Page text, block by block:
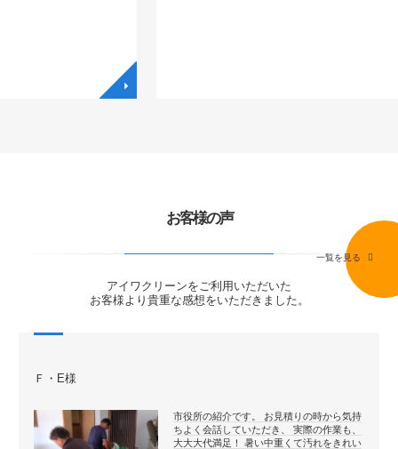
お客様の声
アイワクリーンをご利用いただいた
お客様より貴重な感想をいただきました。
一覧を見る
Ｆ・E様
市役所の紹介です。 お見積りの時から気持
ちよく会話していただき、 実際の作業も、
大大大代満足！ 暑い中重くて汚れをきれい